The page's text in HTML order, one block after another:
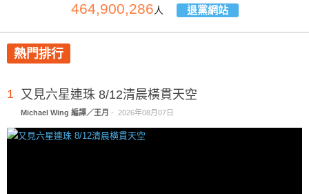
464,900,286人 退黨網站
熱門排行
1 又見六星連珠 8/12清晨橫貫天空
Michael Wing 編譯／王月 - 2026年08月07日